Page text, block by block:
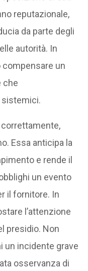
reputazionale,
da parte degli
autorità. In
compensare un
che
sistemici.
Essa anticipa la
e rende il
un evento
il fornitore. In
l’attenzione
presidio. Non
un incidente grave
osservanza di